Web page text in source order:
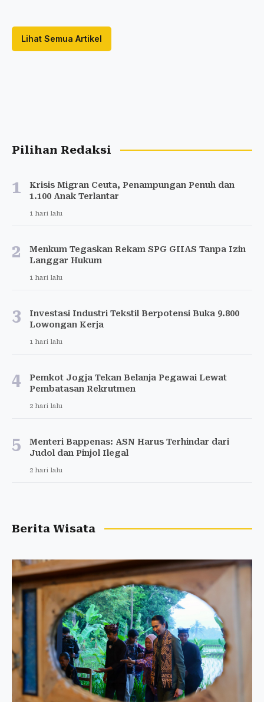
Lihat Semua Artikel
Pilihan Redaksi
1
Krisis Migran Ceuta, Penampungan Penuh dan
1.100 Anak Terlantar
1 hari lalu
2
Menkum Tegaskan Rekam SPG GIIAS Tanpa Izin
Langgar Hukum
1 hari lalu
3
Investasi Industri Tekstil Berpotensi Buka 9.800
Lowongan Kerja
1 hari lalu
4
Pemkot Jogja Tekan Belanja Pegawai Lewat
Pembatasan Rekrutmen
2 hari lalu
5
Menteri Bappenas: ASN Harus Terhindar dari
Judol dan Pinjol Ilegal
2 hari lalu
Berita Wisata